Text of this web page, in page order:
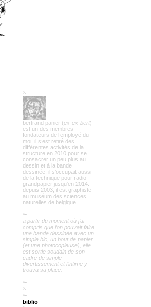
✁
bertrand panier (ex-ex-bert)
est un des membres
fondateurs de l’employé du
moi. il s’est retiré des
différentes activités de la
structure en 2010 pour se
consacrer un peu plus au
dessin et à la bande
dessinée. il s’occupait aussi
de la technique pour radio
grandpapier jusqu'en 2014.
depuis 2003, il est graphiste
au muséum des sciences
naturelles de belgique.
✁
a partir du moment où j’ai
compris que l’on pouvait faire
une bande dessinée avec un
simple bic, un bout de papier
(et une photocopieuse), elle
est sortie soudain de son
cadre de simple
divertissement et l’intime y
trouva sa place.
✁
✁
✁
biblio